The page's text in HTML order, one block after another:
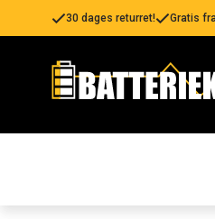
30 dages returret! Gratis